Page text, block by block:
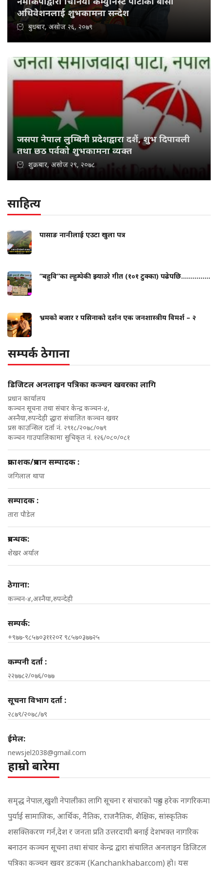
अधिवेशनलाई शुभकामना सन्देश
बुधबार, असोज २६, २०७९
जसपा नेपाल लुम्बिनी प्रदेशद्वारा दशैं, शुभ दिपावली
तथा छठ पर्वको शुभकामना व्यक्त
शुक्रबार, असोज २९, २०७८
साहित्य
पासाङ नानीलाई एउटा खुला पत्र
“बहुवि”का ल्हुम्पेकी झ्याउरे गीत (१०१ टुक्का) पढेपछि...............
भ्रमको बजार र पसिनाको दर्शन एक जनशास्त्रीय विमर्श – २
सम्पर्क ठेगाना
डिजिटल अनलाइन पत्रिका कञ्चन खवरका लागि
प्रधान कार्यालय
कञ्चन सूचना तथा संचार केन्द्र कञ्चन-४,
अस्नैया,रुपन्देही द्धारा संचालित कञ्चन खवर
प्रस काउन्सिल दर्ता नं. २९१८/२०७८/०७९
कञ्चन गाउपालिकामा सुचिकृत नं. १२६/०८०/०८१
प्रकाशक/प्रधान सम्पादक :
जगिलाल थापा
सम्पादक :
तारा पौडेल
प्रबन्धक:
शेखर अर्याल
ठेगाना:
कञ्चन-४,अस्नैया,रुपन्देही
सम्पर्क:
+९७७-९८५७०३११२०र ९८५७०३७७२५
कम्पनी दर्ता :
२२७७८२/०७६/०७७
सूचना विभाग दर्ता :
२८७९/२०७८/७९
ईमेल:
newsjel2038@gmail.com
हाम्रो बारेमा
समृद्ध नेपाल,खुशी नेपालीका लागि सूचना र संचारको पहुच हरेक नागरिकमा
पुर्याई सामाजिक, आर्थिक, नैतिक, राजनैतिक, शैक्षिक, सांस्कृतिक
शसक्तिकरण गर्न,देश र जनता प्रति उत्तरदायी बनाई देशभक्त नागरिक
बनाउन कञ्चन सूचना तथा संचार केन्द्र द्वारा संचालित अनलाइन डिजिटल
पत्रिका कञ्चन खवर डटकम (Kanchankhabar.com) हो। यस